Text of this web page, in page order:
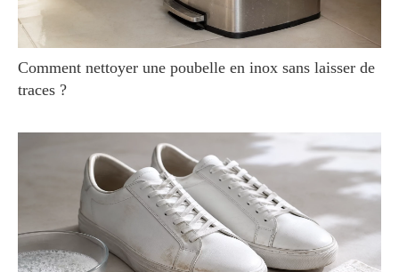
Comment nettoyer une poubelle en inox sans laisser de
traces ?